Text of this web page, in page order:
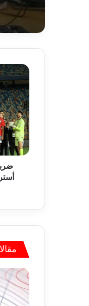
ض
ر
ب
ا
ت
ج
ز
ء
ب
ت
ط
ر
ا
ل